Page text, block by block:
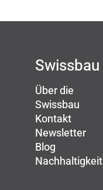
Swissbau
Über die
Swissbau
Kontakt
Newsletter
Blog
Nachhaltigkeit